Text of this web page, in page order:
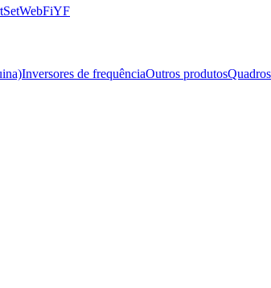
WebFiYF
Inversores de frequênciaOutros produtos